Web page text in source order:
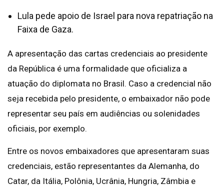
Lula pede apoio de Israel para nova repatriação na
Faixa de Gaza.
A apresentação das cartas credenciais ao presidente
da República é uma formalidade que oficializa a
atuação do diplomata no Brasil. Caso a credencial não
seja recebida pelo presidente, o embaixador não pode
representar seu país em audiências ou solenidades
oficiais, por exemplo.
Entre os novos embaixadores que apresentaram suas
credenciais, estão representantes da Alemanha, do
Catar, da Itália, Polônia, Ucrânia, Hungria, Zâmbia e